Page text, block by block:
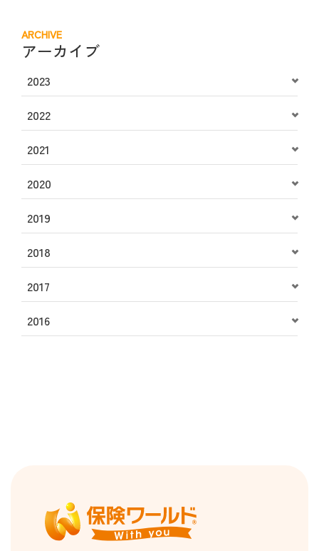
ARCHIVE
アーカイブ
2023
2022
2021
2020
2019
2018
2017
2016